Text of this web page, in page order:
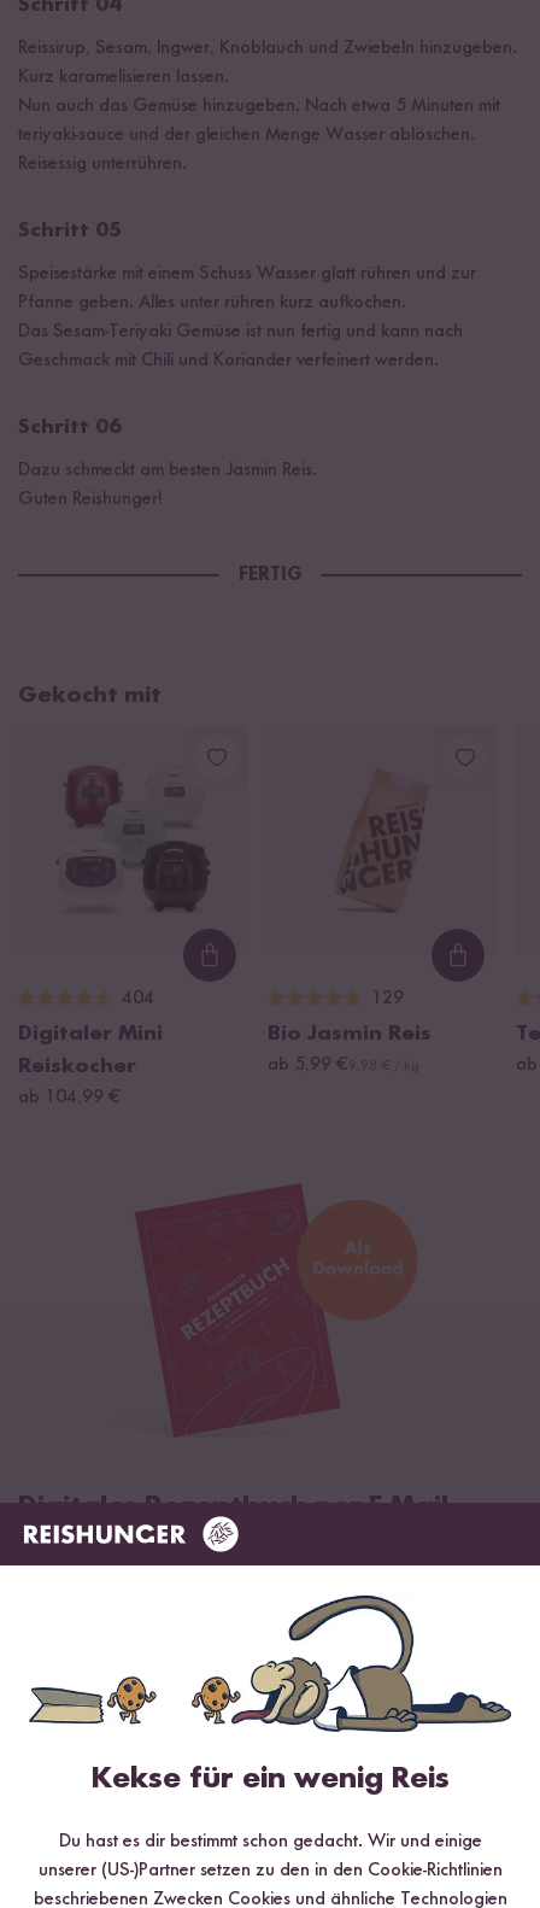
Schritt 04
Reissirup, Sesam, Ingwer, Knoblauch und Zwiebeln hinzugeben.
Kurz karamelisieren lassen.
Nun auch das Gemüse hinzugeben. Nach etwa 5 Minuten mit
teriyaki-sauce und der gleichen Menge Wasser ablöschen.
Reisessig unterrühren.
Schritt 05
Speisestärke mit einem Schuss Wasser glatt rühren und zur
Pfanne geben. Alles unter rühren kurz aufkochen.
Das Sesam-Teriyaki Gemüse ist nun fertig und kann nach
Geschmack mit Chili und Koriander verfeinert werden.
Schritt 06
Dazu schmeckt am besten Jasmin Reis.
Guten Reishunger!
FERTIG
Gekocht mit
Loading...
404
Digitaler Mini
Reiskocher
ab 104,99 €
129
Bio Jasmin Reis
ab 5,99 €
Digitales Rezeptbuch per E-Mail
✔️ 25 leckere Rezepte aus unseren bunten Kochwelten
✔️ Inklusive Tipps & Tricks für die Zubereitung
Jetzt sichern
per E-Mail zugeschickt.
Mehr Rezepte mit Bio Jasmin Reis
Kekse für ein wenig Reis
Du hast es dir bestimmt schon gedacht. Wir und einige
unserer (US-)Partner setzen zu den in den Cookie-Richtlinien
beschriebenen Zwecken Cookies und ähnliche Technologien